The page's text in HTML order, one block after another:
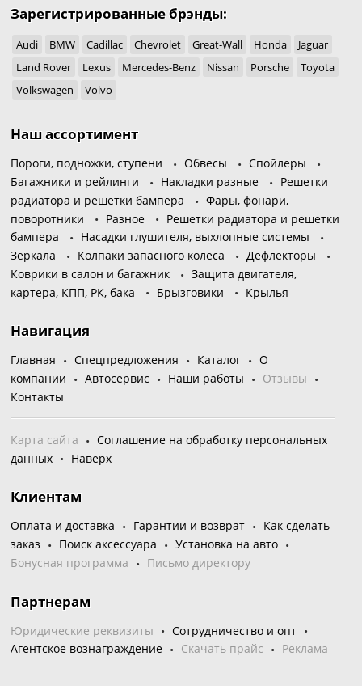
Зарегистрированные брэнды:
Audi BMW Cadillac Chevrolet Great-Wall Honda
Jaguar
Land Rover
Lexus Mercedes-Benz Nissan Porsche
Toyota
Volkswagen
Volvo
Наш ассортимент
Пороги, подножки, ступени Обвесы
Спойлеры
Багажники и рейлинги
Накладки разные
Решетки
радиатора и решетки бампера
Фары, фонари,
поворотники
Разное
Решетки радиатора и решетки
бампера
Насадки глушителя, выхлопные системы
Зеркала
Колпаки запасного колеса
Дефлекторы
Коврики в салон и багажник
Защита двигателя,
картера, КПП, РК, бака
Брызговики Крылья
Навигация
Главная Спецпредложения Каталог
О
компании
Автосервис Наши работы
Отзывы
Контакты
Карта сайта
Соглашение на обработку персональных
данных
Наверх
Клиентам
Оплата и доставка Гарантии и возврат
Как сделать
заказ
Поиск аксессуара
Установка на авто
Бонусная программа
Письмо директору
Партнерам
Юридические реквизиты
Сотрудничество и опт
Агентское вознаграждение
Скачать прайс Реклама